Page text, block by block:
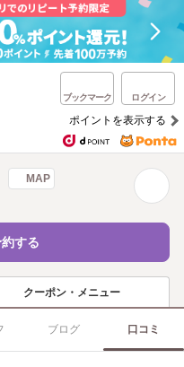
ブックマーク ログイン
ポイントを表示する
MAP
する
クーポン・メニュー
ブログ 口コミ